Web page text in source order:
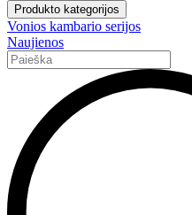
Produkto kategorijos
Vonios kambario serijos
Naujienos